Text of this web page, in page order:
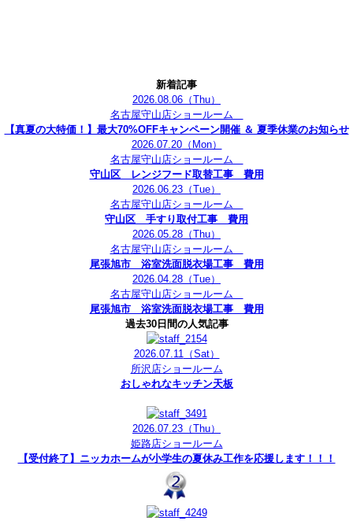
新着記事
2026.08.06 （Thu）
名古屋守山店ショールーム
【真夏の大特価！】最大70%OFFキャンペーン開催 ＆ 夏季休業のお知らせ
2026.07.20（Mon）
名古屋守山店ショールーム
守山区 レンジフード取替工事 費用
2026.06.23 （Tue）
名古屋守山店ショールーム
守山区 手すり取付工事 費用
2026.05.28 （Thu）
名古屋守山店ショールーム
尾張旭市 浴室洗面脱衣場工事 費用
2026.04.28 （Tue）
名古屋守山店ショールーム
尾張旭市 浴室洗面脱衣場工事 費用
過去30日間の人気記事
2026.07.11（Sat）
所沢店ショールーム
おしゃれなキッチン天板
2026.07.23 （Thu）
姫路店ショールーム
【受付終了】ニッカホームが小学生の夏休み工作を応援します！！！